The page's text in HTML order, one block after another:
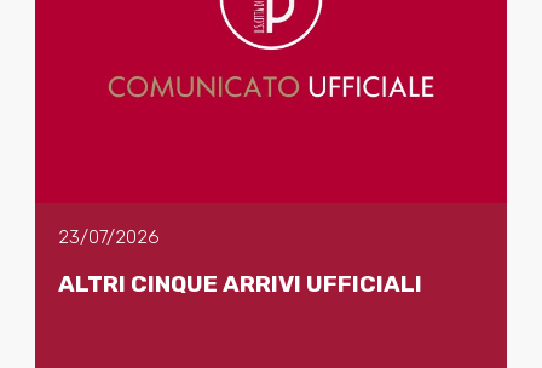
23/07/2026
ALTRI CINQUE ARRIVI UFFICIALI